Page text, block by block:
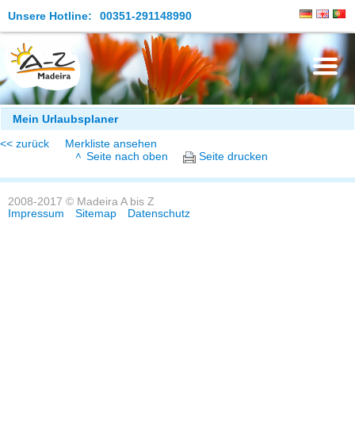
Unsere Hotline: 00351-291148990
Die Insel
Madeira Erleben
Aktuelles
Reiseangebote
Mein Urlaubsplaner
<< zurück
Merkliste ansehen
Seite nach oben
Seite drucken
2008-2017 © Madeira A bis Z
Impressum
Sitemap Datenschutz